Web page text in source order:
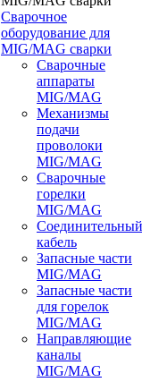
Сварочное
оборудование для
MIG/MAG сварки
Сварочные
аппараты
MIG/MAG
Механизмы
подачи
проволоки
MIG/MAG
Сварочные
горелки
MIG/MAG
Соединительный
кабель
Запасные части
MIG/MAG
Запасные части
для горелок
MIG/MAG
Направляющие
каналы
MIG/MAG